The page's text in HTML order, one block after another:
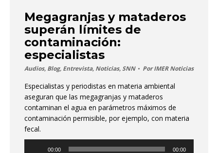
Megagranjas y mataderos
superán límites de
contaminación:
especialistas
Audios, Blog, Entrevista, Noticias,SNN PorIMER Noticias
Especialistas y periodistas en materia ambiental
aseguran que las megagranjas y mataderos
contaminan el agua en parámetros máximos de
contaminación permisible, por ejemplo, con materia
fecal.
00:00 00:00